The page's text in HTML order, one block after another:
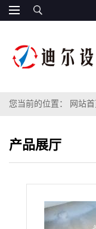
您当前的位置： 网站首
产品展厅